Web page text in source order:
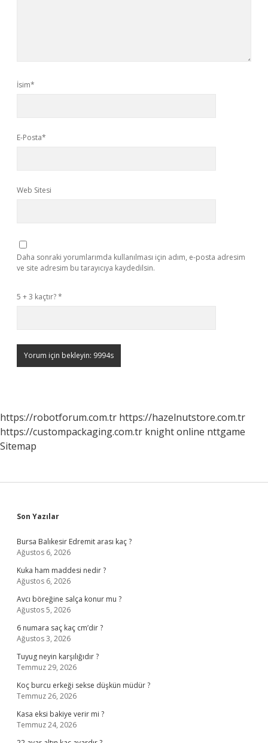
İsim*
E-Posta*
Web Sitesi
Daha sonraki yorumlarımda kullanılması için adım, e-posta adresim
ve site adresim bu tarayıcıya kaydedilsin.
5 + 3 kaçtır?*
https://robotforum.com.tr https://hazelnutstore.com.tr
https://custompackaging.com.tr knight online nttgame
Sitemap
Sidebar
Son Yazılar
Bursa Balıkesir Edremit arası kaç ?
Ağustos 6, 2026
Kuka ham maddesi nedir ?
Ağustos 6, 2026
Avcı böreğine salça konur mu ?
Ağustos 5, 2026
6 numara saç kaç cm’dir ?
Ağustos 3, 2026
Tuyug neyin karşılığıdır ?
Temmuz 29, 2026
Koç burcu erkeği sekse düşkün müdür ?
Temmuz 26, 2026
Kasa eksi bakiye verir mi ?
Temmuz 24, 2026